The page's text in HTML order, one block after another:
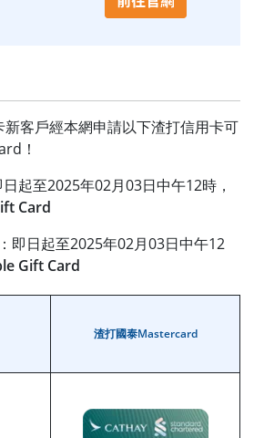
客戶經本網申請以下渣打信用卡可
！
起至2025年02月03日中午12時，
Card
即日起至2025年02月03日中午12
Gift Card
渣打國泰Mastercard